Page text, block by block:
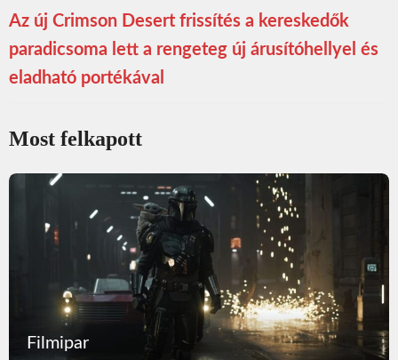
Az új Crimson Desert frissítés a kereskedők
paradicsoma lett a rengeteg új árusítóhellyel és
eladható portékával
Most felkapott
Filmipar